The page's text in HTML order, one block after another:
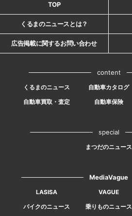
TOP
くるまのニュースとは？
広告掲載に関するお問い合わせ
content
くるまのニュース 自動車カタログ
自動車買取・査定
自動車保険
special
まつだのニュース
MediaVague
LASISA VAGUE
バイクのニュース
乗りものニュース